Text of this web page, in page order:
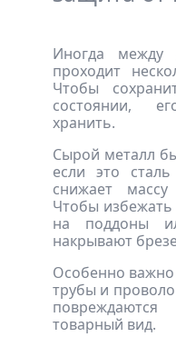
Иногда между
проходит
Чтобы
состоянии,
хранить.
Сырой металл
если это
снижает
Чтобы
на поддоны
накрывают
Особенно
трубы и
товарный вид.